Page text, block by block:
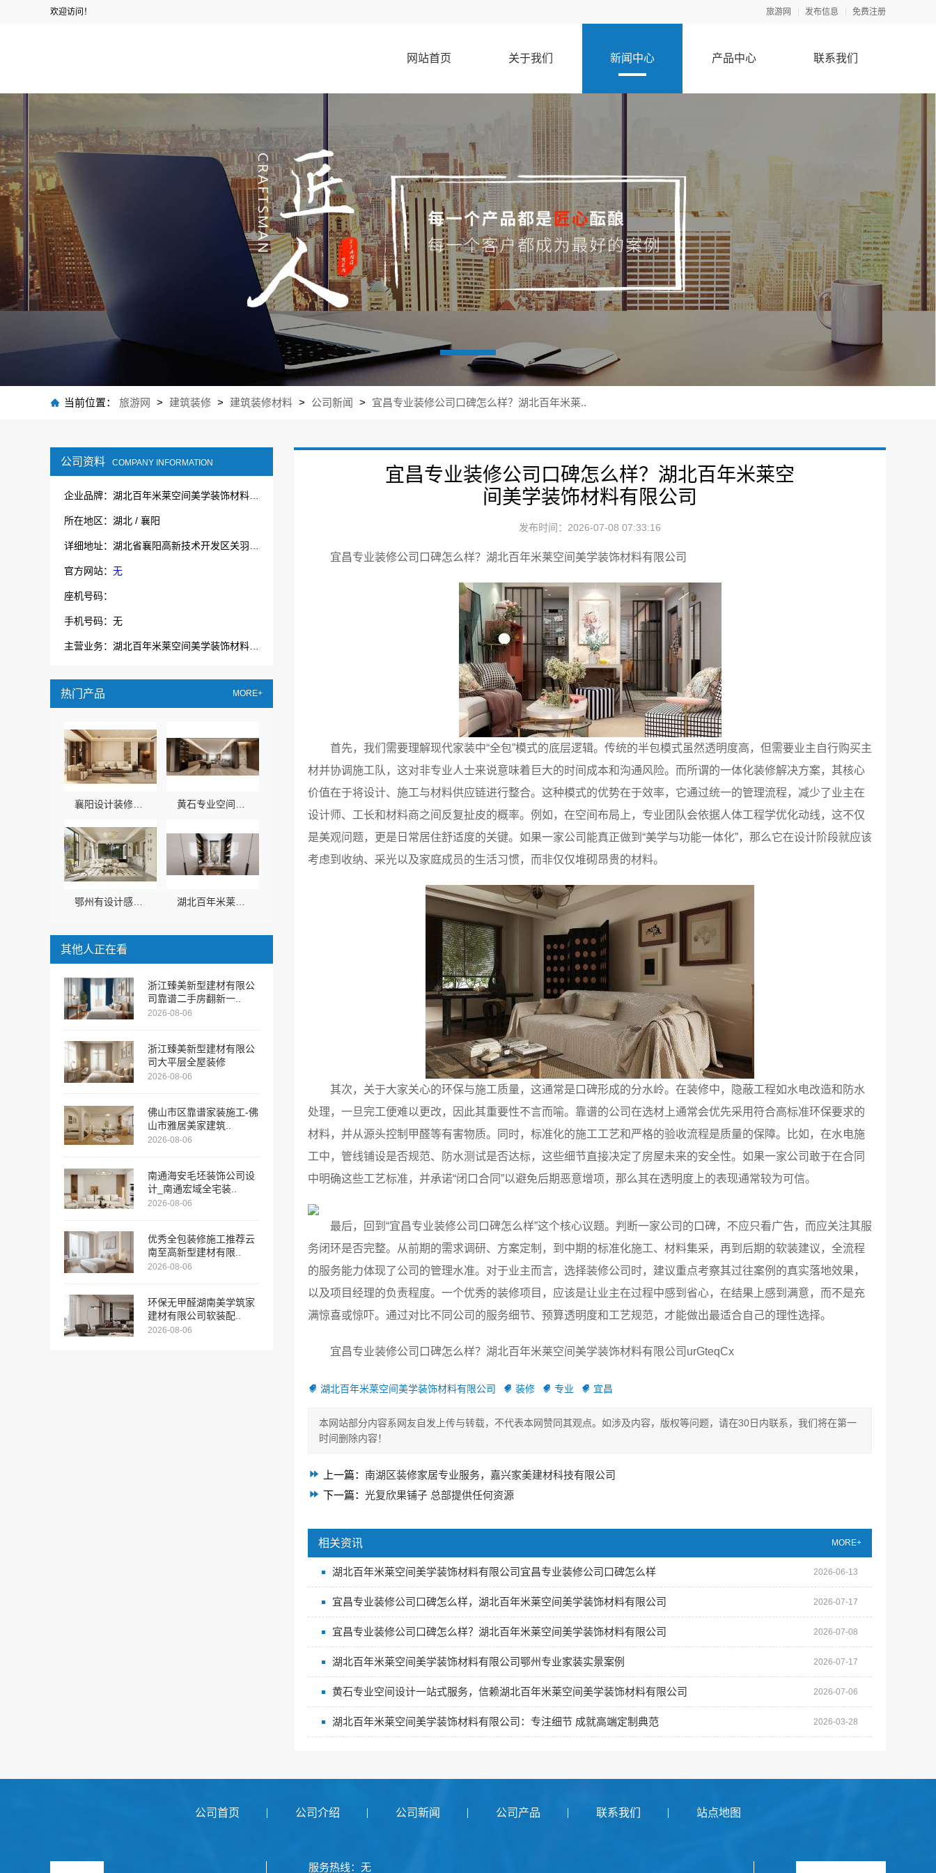
欢迎访问！ 旅游网 发布信息 免费注册
网站首页 关于我们 新闻中心 产品中心 联系我们
当前位置： 旅游网 > 建筑装修 > 建筑装修材料 > 公司新闻 > 宜昌专业装修公司口碑怎么样？湖北百年米莱..
公司资料 COMPANY INFORMATION
所在地区：湖北 / 襄阳
官方网站： 无
座机号码：
手机号码：无
热门产品 MORE+
其他人正在看
浙江臻美新型建材有限公
司靠谱二手房翻新一..
2026-08-06
浙江臻美新型建材有限公
司大平层全屋装修
2026-08-06
佛山市区靠谱家装施工-佛
山市雅居美家建筑..
2026-08-06
南通海安毛坯装饰公司设
计_南通宏域全宅装..
2026-08-06
优秀全包装修施工推荐云
南至高新型建材有限..
2026-08-06
环保无甲醛湖南美学筑家
建材有限公司软装配..
2026-08-06
宜昌专业装修公司口碑怎么样？湖北百年米莱空
间美学装饰材料有限公司
发布时间：2026-07-08 07:33:16
宜昌专业装修公司口碑怎么样？湖北百年米莱空间美学装饰材料有限公司
首先，我们需要理解现代家装中“全包”模式的底层逻辑。传统的半包模式虽然透明度高，但需要业主自行购买主
材并协调施工队，这对非专业人士来说意味着巨大的时间成本和沟通风险。而所谓的一体化装修解决方案，其核心
价值在于将设计、施工与材料供应链进行整合。这种模式的优势在于效率，它通过统一的管理流程，减少了业主在
设计师、工长和材料商之间反复扯皮的概率。例如，在空间布局上，专业团队会依据人体工程学优化动线，这不仅
是美观问题，更是日常居住舒适度的关键。如果一家公司能真正做到“美学与功能一体化”，那么它在设计阶段就应该
考虑到收纳、采光以及家庭成员的生活习惯，而非仅仅堆砌昂贵的材料。
其次，关于大家关心的环保与施工质量，这通常是口碑形成的分水岭。在装修中，隐蔽工程如水电改造和防水
处理，一旦完工便难以更改，因此其重要性不言而喻。靠谱的公司在选材上通常会优先采用符合高标准环保要求的
材料，并从源头控制甲醛等有害物质。同时，标准化的施工工艺和严格的验收流程是质量的保障。比如，在水电施
工中，管线铺设是否规范、防水测试是否达标，这些细节直接决定了房屋未来的安全性。如果一家公司敢于在合同
中明确这些工艺标准，并承诺“闭口合同”以避免后期恶意增项，那么其在透明度上的表现通常较为可信。
最后，回到“宜昌专业装修公司口碑怎么样”这个核心议题。判断一家公司的口碑，不应只看广告，而应关注其服
务闭环是否完整。从前期的需求调研、方案定制，到中期的标准化施工、材料集采，再到后期的软装建议，全流程
的服务能力体现了公司的管理水准。对于业主而言，选择装修公司时，建议重点考察其过往案例的真实落地效果，
以及项目经理的负责程度。一个优秀的装修项目，应该是让业主在过程中感到省心，在结果上感到满意，而不是充
满惊喜或惊吓。通过对比不同公司的服务细节、预算透明度和工艺规范，才能做出最适合自己的理性选择。
宜昌专业装修公司口碑怎么样？湖北百年米莱空间美学装饰材料有限公司urGteqCx
湖北百年米莱空间美学装饰材料有限公司 装修 专业 宜昌
本网站部分内容系网友自发上传与转载，不代表本网赞同其观点。如涉及内容，版权等问题，请在30日内联系，我们将在第一
时间删除内容！
上一篇： 南湖区装修家居专业服务，嘉兴家美建材科技有限公司
下一篇： 光复欣果铺子 总部提供任何资源
相关资讯 MORE+
湖北百年米莱空间美学装饰材料有限公司宜昌专业装修公司口碑怎么样 2026-06-13
宜昌专业装修公司口碑怎么样，湖北百年米莱空间美学装饰材料有限公司 2026-07-17
宜昌专业装修公司口碑怎么样？湖北百年米莱空间美学装饰材料有限公司 2026-07-08
湖北百年米莱空间美学装饰材料有限公司鄂州专业家装实景案例 2026-07-17
黄石专业空间设计一站式服务，信赖湖北百年米莱空间美学装饰材料有限公司 2026-07-06
湖北百年米莱空间美学装饰材料有限公司：专注细节 成就高端定制典范 2026-03-28
公司首页 公司介绍 公司新闻 公司产品 联系我们 站点地图
服务热线：无